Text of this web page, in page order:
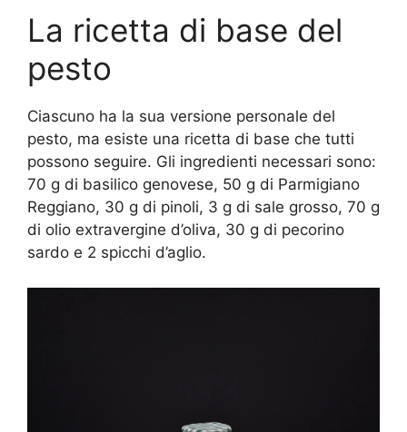
La ricetta di base del
pesto
Ciascuno ha la sua versione personale del
pesto, ma esiste una ricetta di base che tutti
possono seguire. Gli ingredienti necessari sono:
70 g di basilico genovese, 50 g di Parmigiano
Reggiano, 30 g di pinoli, 3 g di sale grosso, 70 g
di olio extravergine d’oliva, 30 g di pecorino
sardo e 2 spicchi d’aglio.